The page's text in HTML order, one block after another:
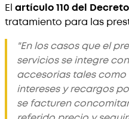
El artículo 110 del
tratamiento para las
"En los casos que el
servicios se integre
accesorias tales como
intereses y recargos
se facturen